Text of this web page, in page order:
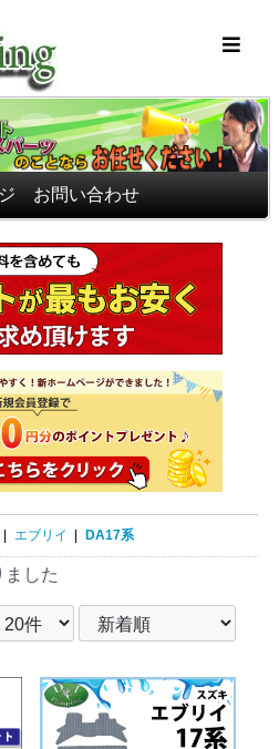
お問い合わせ
| エブリイ | DA17系
した